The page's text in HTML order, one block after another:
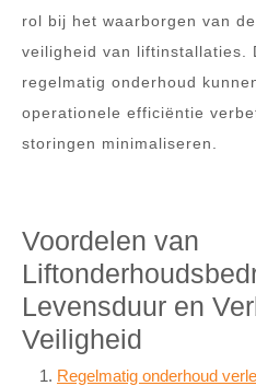
rol bij het waarborgen van
veiligheid van liftinstallaties.
regelmatig onderhoud
operationele efficiëntie
storingen minimaliseren.
Voordelen van
Levensduur en
Veiligheid
Regelmatig onderhoud